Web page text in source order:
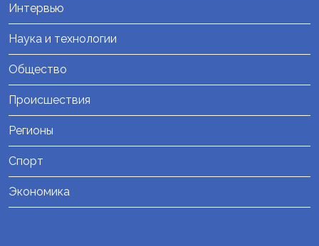
Интервью
Наука и технологии
Общество
Происшествия
Регионы
Спорт
Экономика